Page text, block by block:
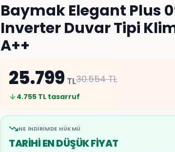
Baymak Elegant Plus
Inverter Duvar Tipi
A++
25.799 TL30.554TL
4.755 TL tasarruf
NE İNDIRIMDE HÜKMÜ
TARİHİ EN DÜŞÜK FİYAT